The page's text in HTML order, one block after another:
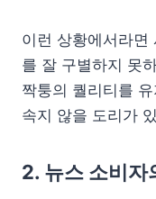
이런 상황에서라면
를 잘 구별하지 못
짝퉁의 퀄리티를
속지 않을 도리가
2. 뉴스 소비자